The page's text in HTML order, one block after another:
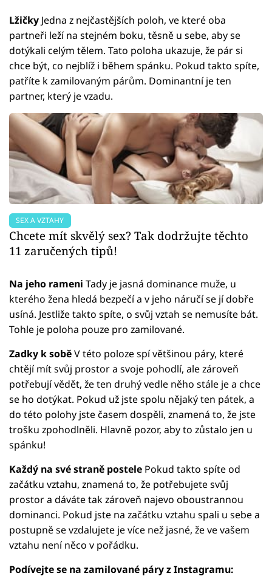
Lžičky Jedna z nejčastějších poloh, ve které oba
partneři leží na stejném boku, těsně u sebe, aby se
dotýkali celým tělem. Tato poloha ukazuje, že pár si
chce být, co nejblíž i během spánku. Pokud takto spíte,
patříte k zamilovaným párům. Dominantní je ten
partner, který je vzadu.
SEX A VZTAHY
Chcete mít skvělý sex? Tak dodržujte těchto
11 zaručených tipů!
Na jeho rameni Tady je jasná dominance muže, u
kterého žena hledá bezpečí a v jeho náručí se jí dobře
usíná. Jestliže takto spíte, o svůj vztah se nemusíte bát.
Tohle je poloha pouze pro zamilované.
Zadky k soběV této poloze spí většinou páry, které
chtějí mít svůj prostor a svoje pohodlí, ale zároveň
potřebují vědět, že ten druhý vedle něho stále je a chce
se ho dotýkat. Pokud už jste spolu nějaký ten pátek, a
do této polohy jste časem dospěli, znamená to, že jste
trošku zpohodlněli. Hlavně pozor, aby to zůstalo jen u
spánku!
Každý na své straně postele Pokud takto spíte od
začátku vztahu, znamená to, že potřebujete svůj
prostor a dáváte tak zároveň najevo oboustrannou
dominanci. Pokud jste na začátku vztahu spali u sebe a
postupně se vzdalujete je více než jasné, že ve vašem
vztahu není něco v pořádku.
Podívejte se na zamilované páry z Instagramu: